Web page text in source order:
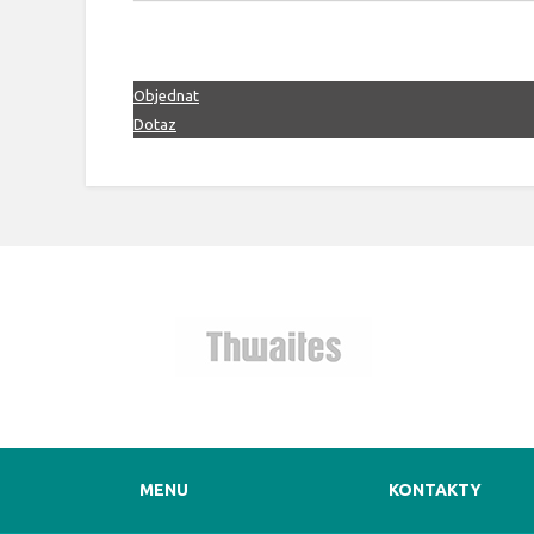
Objednat
Dotaz
MENU KONTAKTY